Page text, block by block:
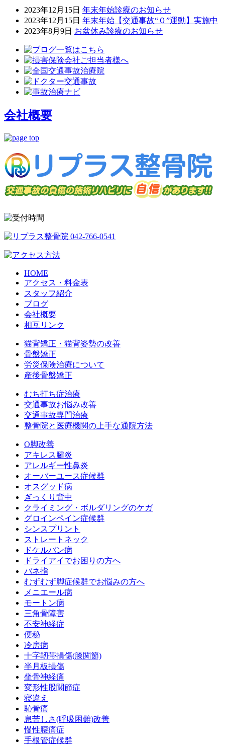
2023年12月15日 年末年始診療のお知らせ
2023年12月15日 年末年始【交通事故“０”運動】実施中
2023年8月9日 お盆休み診療のお知らせ
会社概要
HOME
アクセス・料金表
スタッフ紹介
ブログ
会社概要
相互リンク
猫背矯正・猫背姿勢の改善
骨盤矯正
労災保険治療について
産後骨盤矯正
むち打ち症治療
交通事故お悩み改善
交通事故専門治療
整骨院と医療機関の上手な通院方法
O脚改善
アキレス腱炎
アレルギー性鼻炎
オーバーユース症候群
オスグッド病
ぎっくり背中
クライミング・ボルダリングのケガ
グロインペイン症候群
シンスプリント
ストレートネック
ドケルバン病
ドライアイでお困りの方へ
バネ指
むずむず脚症候群でお悩みの方へ
メニエール病
モートン病
三角骨障害
不安神経症
便秘
冷房病
十字靭帯損傷(膝関節)
半月板損傷
坐骨神経痛
変形性股関節症
寝違え
恥骨痛
息苦しさ(呼吸困難)改善
慢性腰痛症
手根管症候群